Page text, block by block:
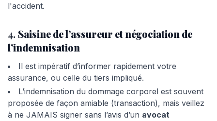
l'accident.
4. Saisine de l’assureur et négociation de
l’indemnisation
Il est impératif d’informer rapidement votre
assurance, ou celle du tiers impliqué.
L’indemnisation du dommage corporel est souvent
proposée de façon amiable (transaction), mais veillez
à ne JAMAIS signer sans l’avis d’un avocat